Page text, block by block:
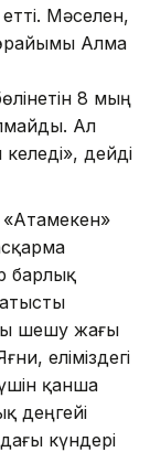
Мәселен,
Алма
8 мың
Ал
дейді
барлық
шешу жағы
еліміздегі
қанша
деңгейі
күндері